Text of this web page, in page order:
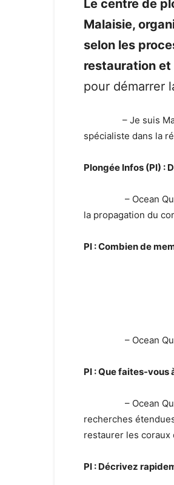
Le centre de
Malaisie,
selon les
restauration et
pour démarrer
– Je suis
spécialiste dans la
Plongée Infos (PI) :
– Ocean Quest
la propagation du
PI : Combien de
– Ocean Quest
PI : Que faites-vous
– Ocean Quest a
recherches
restaurer les coraux
PI : Décrivez